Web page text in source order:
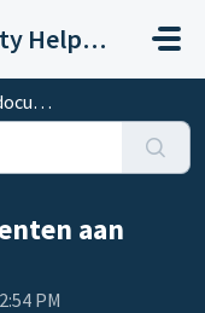
Pitane Mobility Help- en Servicedesk
per mail
aan
PM